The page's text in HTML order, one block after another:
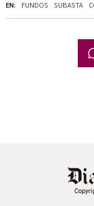
EN: FUNDOS SUBASTA